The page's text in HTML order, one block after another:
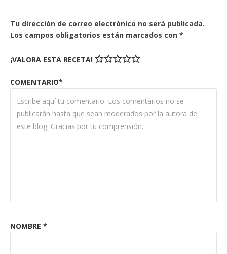
Tu dirección de correo electrónico no será publicada.
Los campos obligatorios están marcados con *
¡VALORA ESTA RECETA!
COMENTARIO*
NOMBRE *